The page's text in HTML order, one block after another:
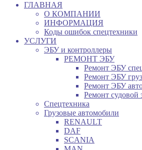
ГЛАВНАЯ
О КОМПАНИИ
ИНФОРМАЦИЯ
Коды ошибок спецтехники
УСЛУГИ
ЭБУ и контроллеры
РЕМОНТ ЭБУ
Ремонт ЭБУ
Ремонт ЭБУ
Ремонт ЭБУ
Ремонт судовой
Спецтехника
Грузовые автомобили
RENAULT
DAF
SCANIA